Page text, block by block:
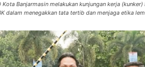
Kota Banjarmasin melakukan kunjungan kerja
dalam menegakkan tata tertib dan menjaga etika